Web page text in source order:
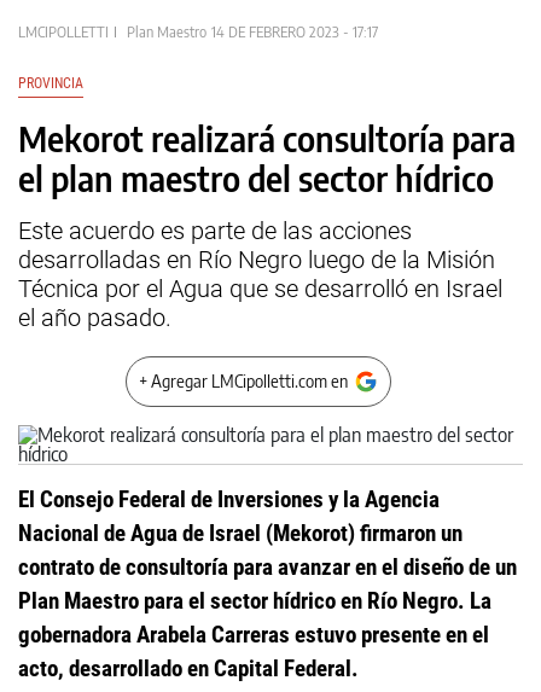
LMCIPOLLETTI Plan Maestro 14 DE FEBRERO 2023 - 17:17
PROVINCIA
Mekorot realizará consultoría para
el plan maestro del sector hídrico
Este acuerdo es parte de las acciones
desarrolladas en Río Negro luego de la Misión
Técnica por el Agua que se desarrolló en Israel
el año pasado.
+ Agregar LMCipolletti.com en
El Consejo Federal de Inversiones y la Agencia
Nacional de Agua de Israel (Mekorot) firmaron un
contrato de consultoría para avanzar en el diseño de un
Plan Maestro para el sector hídrico en Río Negro. La
gobernadora Arabela Carreras estuvo presente en el
acto, desarrollado en Capital Federal.